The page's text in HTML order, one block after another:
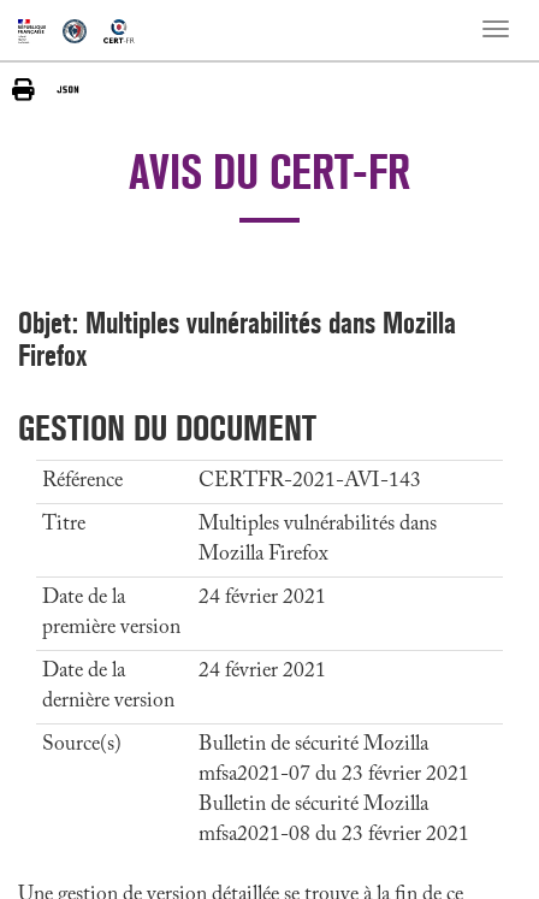
Toggle
AVIS DU CERT-FR
Objet: Multiples vulnérabilités dans Mozilla
Firefox
GESTION DU DOCUMENT
Référence
CERTFR-2021-AVI-143
Titre
Multiples vulnérabilités dans
Mozilla Firefox
Date de la
première version
24 février 2021
Date de la
dernière version
24 février 2021
Source(s)
Bulletin de sécurité Mozilla
mfsa2021-07 du 23 février 2021
Bulletin de sécurité Mozilla
mfsa2021-08 du 23 février 2021